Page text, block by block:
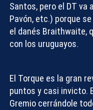
Santos, pero el DT va
Pavón, etc.) porque
el danés Braithwaite,
con los uruguayos.
El Torque es la gran
puntos y casi invicto.
Gremio cerrándole